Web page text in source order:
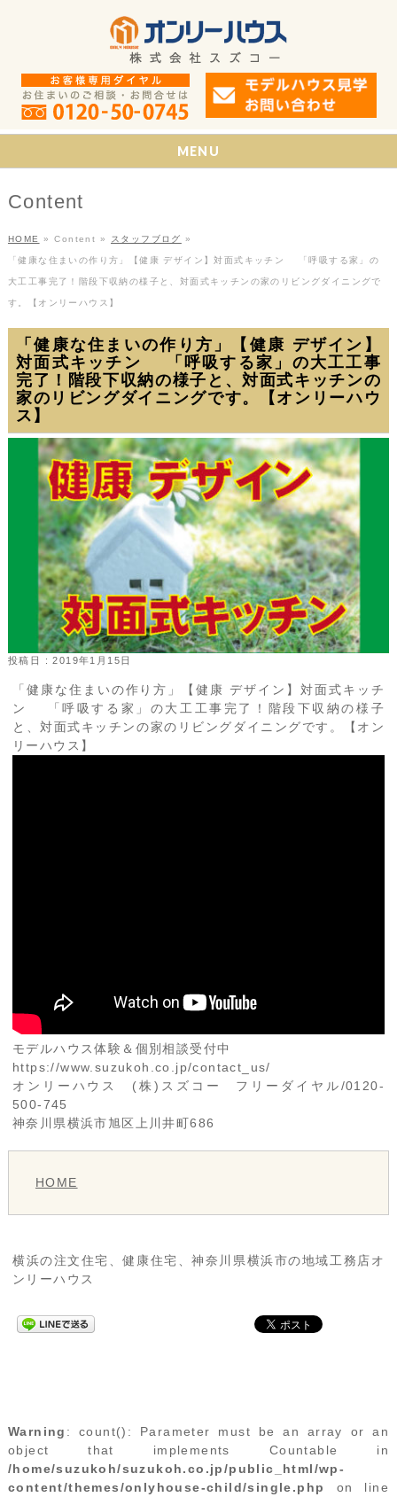
MENU
Content
HOME » Content » スタッフブログ »
「健康な住まいの作り方」【健康 デザイン】対面式キッチン 「呼吸する家」の
大工工事完了！階段下収納の様子と、対面式キッチンの家のリビングダイニングで
す。【オンリーハウス】
「健康な住まいの作り方」【健康 デザイン】
対面式キッチン 「呼吸する家」の大工工事
完了！階段下収納の様子と、対面式キッチンの
家のリビングダイニングです。【オンリーハウ
ス】
投稿日 : 2019年1月15日
「健康な住まいの作り方」【健康 デザイン】対面式キッチ
ン 「呼吸する家」の大工工事完了！階段下収納の様子
と、対面式キッチンの家のリビングダイニングです。【オン
リーハウス】
モデルハウス体験＆個別相談受付中
https://www.suzukoh.co.jp/contact_us/
オンリーハウス (株)スズコー フリーダイヤル/0120-
500-745
神奈川県横浜市旭区上川井町686
HOME
横浜の注文住宅、健康住宅、神奈川県横浜市の地域工務店オ
ンリーハウス
Warning : count(): Parameter must be an array or an
object that implements Countable in
/home/suzukoh/suzukoh.co.jp/public_html/wp-
content/themes/onlyhouse-child/single.php
on line